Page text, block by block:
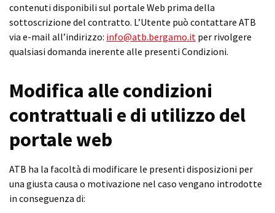
contenuti disponibili sul portale Web prima della
sottoscrizione del contratto. L’Utente può contattare ATB
via e-mail all’indirizzo: info@atb.bergamo.it per rivolgere
qualsiasi domanda inerente alle presenti Condizioni.
Modifica alle condizioni
contrattuali e di utilizzo del
portale web
ATB ha la facoltà di modificare le presenti disposizioni per
una giusta causa o motivazione nel caso vengano introdotte
in conseguenza di: